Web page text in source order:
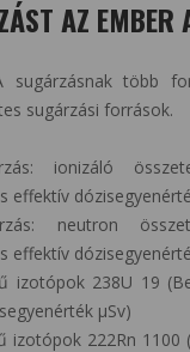
AZ EMBER
sugárzásnak több
sugárzási források.
ionizáló
effektív
neutron
effektív
izotópok 238U 19
µSv)
izotópok 222Rn 1100